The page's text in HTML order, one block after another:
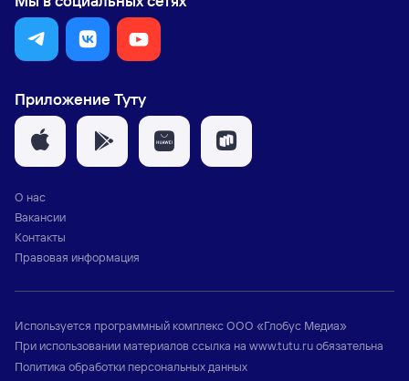
Приложение Туту
О нас
Вакансии
Контакты
Правовая информация
Используется программный комплексООО «Глобус Медиа»
При использовании материалов ссылка на www.tutu.ruобязательна
Политика обработки персональных данных